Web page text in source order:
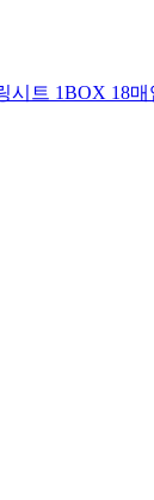
시트 1BOX 18매